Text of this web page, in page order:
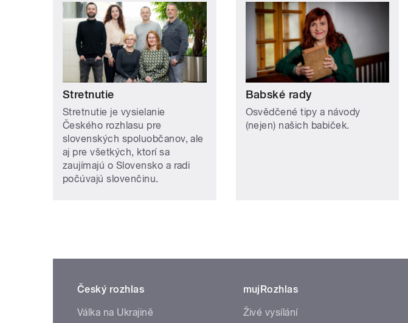
Stretnutie
Stretnutie je vysielanie
Českého rozhlasu pre
slovenských spoluobčanov, ale
aj pre všetkých, ktorí sa
zaujímajú o Slovensko a radi
počúvajú slovenčinu.
Babské rady
Osvědčené tipy a návody
(nejen) našich babiček.
Český rozhlas
Válka na Ukrajině
mujRozhlas
Živé vysílání